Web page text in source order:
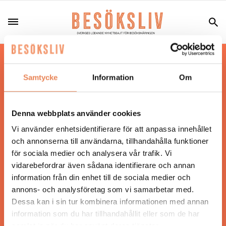
Samtycke Information Om
Denna webbplats använder cookies
Vi använder enhetsidentifierare för att anpassa innehållet
och annonserna till användarna, tillhandahålla funktioner
för sociala medier och analysera vår trafik. Vi
vidarebefordrar även sådana identifierare och annan
information från din enhet till de sociala medier och
annons- och analysföretag som vi samarbetar med.
Dessa kan i sin tur kombinera informationen med annan
information som du har tillhandahållit eller som de har
Hos oss läser du landets mest uppdaterade
nyheter och snackisar inom besöksnäringen.
Besöksliv i sin tryckta form är ett affärsmagasin
Tidningen ges ut avVisita
ANSVARIG UTGIVARE
Jonas Siljhammar
UPPHOVSRÄTT